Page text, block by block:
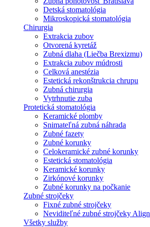
Detská stomatológia
Mikroskopická stomatológia
Chirurgia
Extrakcia zubov
Otvorená kyretáž
Zubná dlaha (Liečba Brexizmu)
Extrakcia zubov múdrosti
Celková anestézia
Estetická rekonštrukcia chrupu
Zubná chirurgia
Vytrhnutie zuba
Protetická stomatológia
Keramické plomby
Snimateľná zubná náhrada
Zubné fazety
Zubné korunky
Celokeramické zubné korunky
Estetická stomatológia
Keramické korunky
Zirkónové korunky
Zubné korunky na počkanie
Zubné strojčeky
Fixné zubné strojčeky
Neviditeľné zubné strojčeky Align
Všetky služby